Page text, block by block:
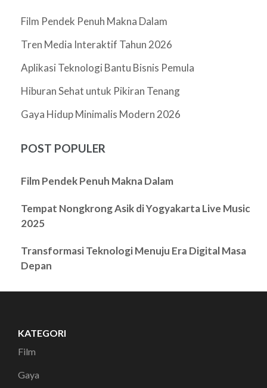
Film Pendek Penuh Makna Dalam
Tren Media Interaktif Tahun 2026
Aplikasi Teknologi Bantu Bisnis Pemula
Hiburan Sehat untuk Pikiran Tenang
Gaya Hidup Minimalis Modern 2026
POST POPULER
Film Pendek Penuh Makna Dalam
Tempat Nongkrong Asik di Yogyakarta Live Music
2025
Transformasi Teknologi Menuju Era Digital Masa
Depan
KATEGORI
Film
Gaya